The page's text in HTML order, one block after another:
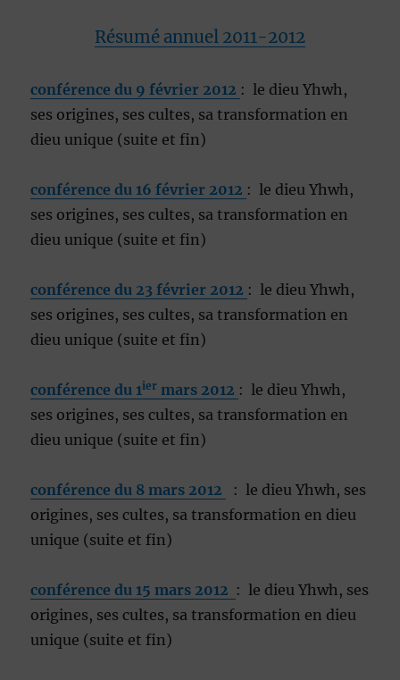
Résumé annuel 2011-2012
conférence du 9 février 2012 : le dieu Yhwh,
ses origines, ses cultes, sa transformation en
dieu unique (suite et fin)
conférence du 16 février 2012 : le dieu Yhwh,
ses origines, ses cultes, sa transformation en
dieu unique (suite et fin)
conférence du 23 février 2012 : le dieu Yhwh,
ses origines, ses cultes, sa transformation en
dieu unique (suite et fin)
conférence du 1ier mars 2012 : le dieu Yhwh,
ses origines, ses cultes, sa transformation en
dieu unique (suite et fin)
conférence du 8 mars 2012
: le dieu Yhwh, ses
origines, ses cultes, sa transformation en dieu
unique (suite et fin)
conférence du 15 mars 2012 : le dieu Yhwh, ses
origines, ses cultes, sa transformation en dieu
unique (suite et fin)